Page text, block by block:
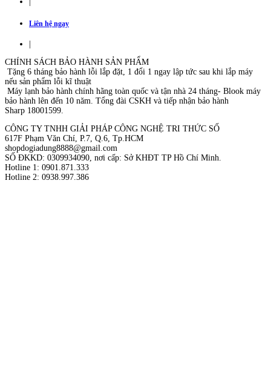
Liên hệ ngay
CHÍNH SÁCH BẢO HÀNH SẢN PHẨM
Tặng 6 tháng bảo hành lỗi lắp đặt, 1 đổi 1 ngay lập tức sau khi lắp máy
nếu sản phẩm lỗi kĩ thuật
Máy lạnh bảo hành chính hãng toàn quốc và tận nhà 24 tháng- Blook máy
bảo hành lên đến 10 năm. Tổng đài CSKH và tiếp nhận bảo hành
Sharp 18001599.
CÔNG TY TNHH GIẢI PHÁP CÔNG NGHỆ TRI THỨC SỐ
617F Phạm Văn Chí, P.7, Q.6, Tp.HCM
shopdogiadung8888@gmail.com
SỐ ĐKKD: 0309934090, nơi cấp: Sở KHĐT TP Hồ Chí Minh.
Hotline 1: 0901.871.333
Hotline 2: 0938.997.386